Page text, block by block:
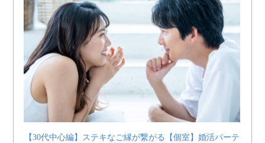
【30代中心編】ステキなご縁が繋がる【個室】婚活パーテ